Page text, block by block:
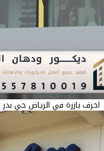
احرف بارزة في الرياض حي بدر